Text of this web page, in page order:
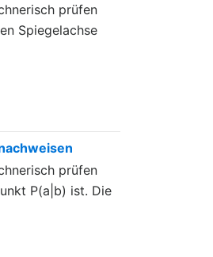
prüfen
Spiegelachse
prüfen
P(a|b) ist. Die